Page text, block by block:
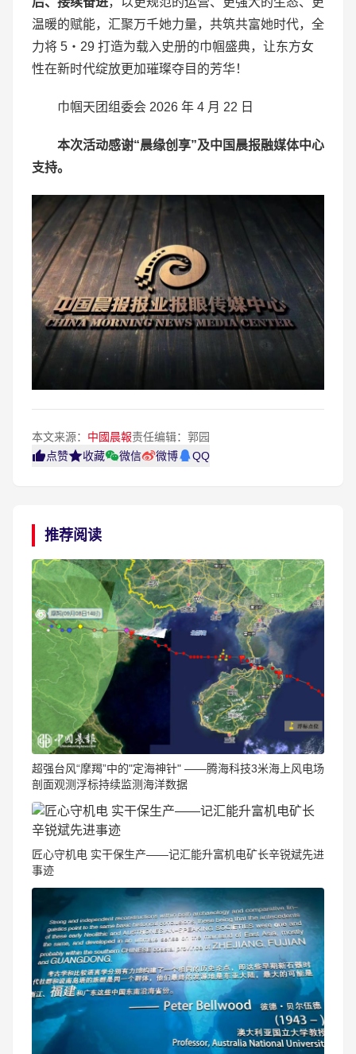
温暖的赋能，汇聚万千她力量，共筑共富她时代，全
力将 5・29 打造为载入史册的巾帼盛典，让东方女
性在新时代绽放更加璀璨夺目的芳华！
巾帼天团组委会 2026 年 4 月 22 日
本次活动感谢“晨缘创享”及中国晨报融媒体中心
支持。
本文来源： 中國晨報责任编辑：郭园
点赞
收藏 微信 微博 QQ
推荐阅读
​超强台风“摩羯”中的"定海神针" ——腾海科技3米海上风电场
剖面观测浮标持续监测海洋数据
匠心守机电 实干保生产——记汇能升富机电矿长辛锐斌先进
事迹